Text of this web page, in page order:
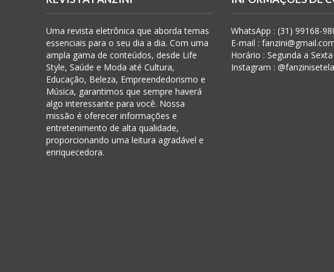
Uma revista eletrônica que aborda temas
essenciais para o seu dia a dia. Com uma
ampla gama de conteúdos, desde Life
Style, Saúde e Moda até Cultura,
Educação, Beleza, Empreendedorismo e
Música, garantimos que sempre haverá
algo interessante para você. Nossa
missão é oferecer informações e
entretenimento de alta qualidade,
proporcionando uma leitura agradável e
enriquecedora.
WhatsApp : (31) 99168-
E-mail :
Horário : Segunda a
Instagram :